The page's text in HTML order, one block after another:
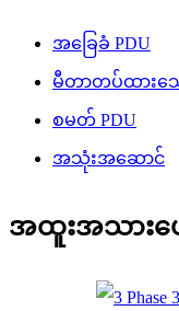
အခြေခံ PDU
မီတာတပ်ထားသေ
စမတ် PDU
အသုံးအဆောင်
အထူးအသားပ